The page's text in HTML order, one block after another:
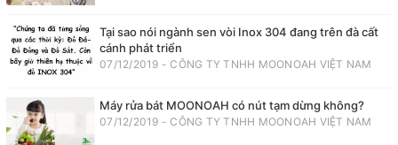
Tại sao nói ngành sen vòi Inox 304 đang trên đà cất
cánh phát triển
07/12/2019 - CÔNG TY TNHH MOONOAH VIỆT NAM
Máy rửa bát MOONOAH có nút tạm dừng không?
07/12/2019 - CÔNG TY TNHH MOONOAH VIỆT NAM